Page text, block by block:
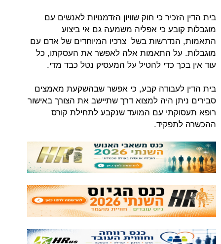
בית הדין הזכיר כי חוק שוויון הזדמנויות לאנשים עם
מוגבלות קובע כי אפליה משמעה גם אי ביצוע
התאמות, הנדרשות בשל צרכיו המיוחדים של אדם עם
מוגבלות. על התאמות אלה לאפשר את העסקתו, כל
עוד אין בכך כדי להטיל על המעסיק נטל כבד מדי.
בית הדין לעבודה קבע, כי אפשר שבהשקעת מאמצים
סבירים ניתן היה למצוא דרך שתיישב את הצורך באישור
רופא תעסוקתי עם המועד שנקבע לתחילת קורס
ההכשרה לתפקיד.